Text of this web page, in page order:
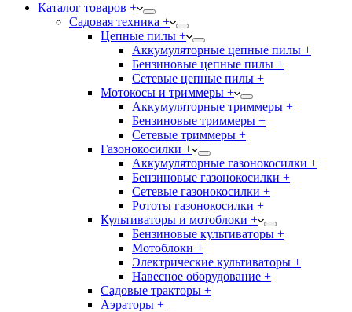
Каталог товаров +
Садовая техника +
Цепные пилы +
Аккумуляторные цепные пилы +
Бензиновые цепные пилы +
Сетевые цепные пилы +
Мотокосы и триммеры +
Аккумуляторные триммеры +
Бензиновые триммеры +
Сетевые триммеры +
Газонокосилки +
Аккумуляторные газонокосилки +
Бензиновые газонокосилки +
Сетевые газонокосилки +
Рототы газонокосилки +
Культиваторы и мотоблоки +
Бензиновые культиваторы +
Мотоблоки +
Электрические культиваторы +
Навесное оборудование +
Садовые тракторы +
Аэраторы +